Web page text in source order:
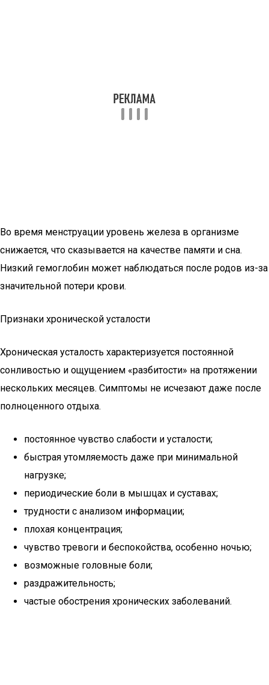
Во время менструации уровень железа в организме
снижается, что сказывается на качестве памяти и сна.
Низкий гемоглобин может наблюдаться после родов из-за
значительной потери крови.
Признаки хронической усталости
Хроническая усталость характеризуется постоянной
сонливостью и ощущением «разбитости» на протяжении
нескольких месяцев. Симптомы не исчезают даже после
полноценного отдыха.
постоянное чувство слабости и усталости;
быстрая утомляемость даже при минимальной
нагрузке;
периодические боли в мышцах и суставах;
трудности с анализом информации;
плохая концентрация;
чувство тревоги и беспокойства, особенно ночью;
возможные головные боли;
раздражительность;
частые обострения хронических заболеваний.